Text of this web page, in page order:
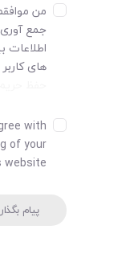
من
جمع
اطلاعات
های
with
of your